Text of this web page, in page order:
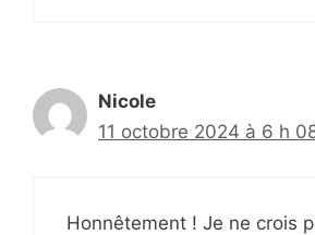
Nicole
11 octobre 2024 à 6 h
Honnêtement ! Je ne crois